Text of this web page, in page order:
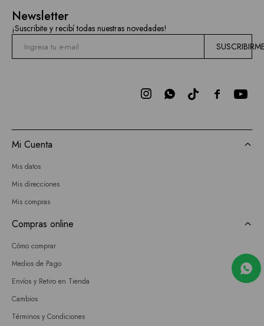
Newsletter
¡Suscribite y recibí todas nuestras novedades!

 
Mi Cuenta
Mis datos
Mis direcciones
Mis compras
Compras online
Cómo comprar
Medios de Pago
Envíos y Retiro en Tienda
Cambios
Términos y Condiciones